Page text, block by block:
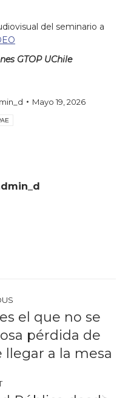
del seminario a
GTOP UChile
Mayo 19, 2026
el que no se
pérdida de
a la mesa